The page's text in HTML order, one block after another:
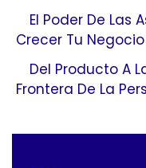
El Poder De Las
Crecer Tu
Del Producto A
Frontera De La